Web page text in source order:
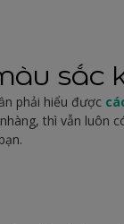
sắc
phải hiểu được
thì vẫn luôn